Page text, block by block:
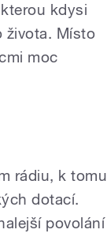
kdysi
života. Místo
moc
rádiu, k tomu
dotací.
povolání